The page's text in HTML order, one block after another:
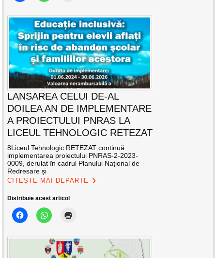
LANSAREA CELUI DE-AL
DOILEA AN DE IMPLEMENTARE
A PROIECTULUI PNRAS LA
LICEUL TEHNOLOGIC RETEZAT
8Liceul Tehnologic RETEZAT continuă
implementarea proiectului PNRAS-2-2023-
0009, derulat în cadrul Planului Național de
Redresare și
CITEȘTE MAI DEPARTE
Distribuie acest articol